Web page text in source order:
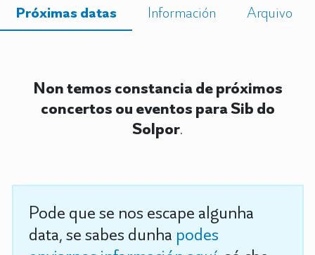
Próximas datas Información Arquivo
Non temos constancia de próximos
concertos ou eventos para Sib do
Solpor.
Pode que se nos escape algunha
data, se sabes dunha podes